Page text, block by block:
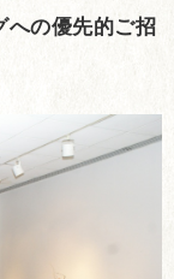
への優先的ご招